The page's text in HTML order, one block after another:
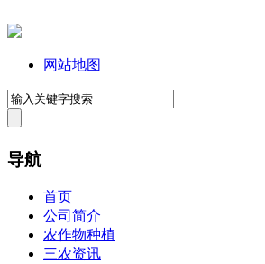
网站地图
导航
首页
公司简介
农作物种植
三农资讯